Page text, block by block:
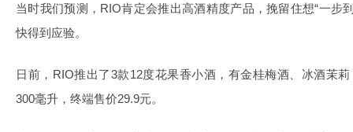
当时我们预测，RIO肯定会推出高酒精度产品，挽留住想“一步
快得到应验。
日前，RIO推出了3款12度花果香小酒，有金桂梅酒、冰酒茉
300毫升，终端售价29.9元。